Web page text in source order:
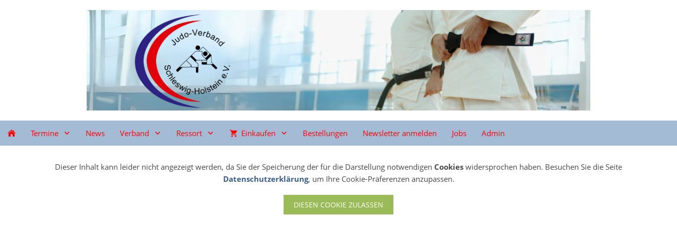
Termine News Verband Ressort Einkaufen Bestellungen Newsletter anmelden Jobs Admin
Dieser Inhalt kann leider nicht angezeigt werden, da Sie der Speicherung der für die Darstellung notwendigen Cookies widersprochen haben. Besuchen Sie die Seite
Datenschutzerklärung, um Ihre Cookie-Präferenzen anzupassen.
DIESEN COOKIE ZULASSEN